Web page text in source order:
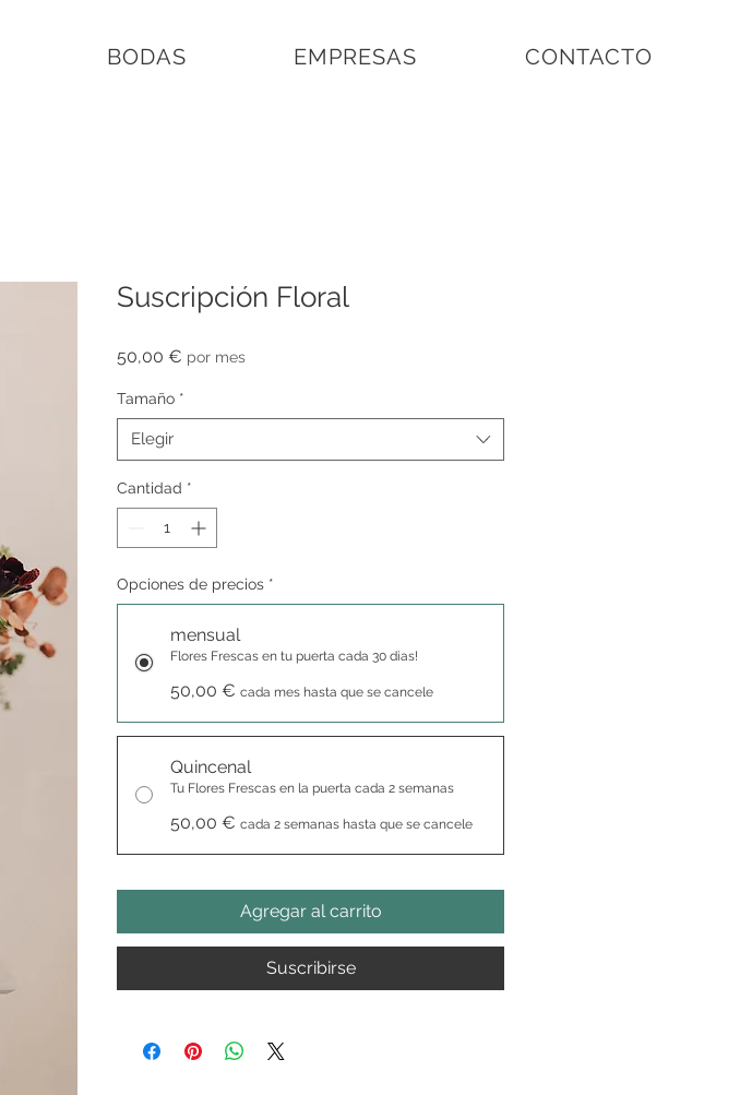
BODAS EMPRESAS CONTACTO
Suscripción Floral
50,00 € Precio
por mes
Tamaño *
Elegir
Cantidad *
Opciones de precios *
mensual
Flores Frescas en tu puerta cada 30 dias!
50,00 € cada mes hasta que se cancele
Quincenal
Tu Flores Frescas en la puerta cada 2 semanas
50,00 € cada 2 semanas hasta que se cancele
Agregar al carrito
Suscribirse